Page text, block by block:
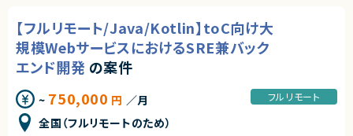
・AWS環境での設計・構築経験（EC2を想定）
・JVMチューニング経験
・Java／Spring Frameworkに関する知見
・性能試験・負荷試験経験
・システム基盤アーキテクト経験
契約形態
業務委託(準委任契約)
・Webアプリケーションの設計・開発・改善
・インフラ（AWS/GCP）の設計・構築・運用
・CI/CDパイプラインおよびデリバリー基盤の設計・改善
・モニタリング環境の設計・運用（Datadog等）
・セキュリティ対策およびガイドライン策定
・サービスの安定運用・障害対応・パフォーマンス改善
・技術選定および開発プロセス改善
■担当工程
【フルリモート/Java/Kotlin】toC向け大
規模WebサービスにおけるSRE兼バック
エンド開発 の案件
~ 750,000 円 ／月
全国（フルリモートのため）
フルリモート